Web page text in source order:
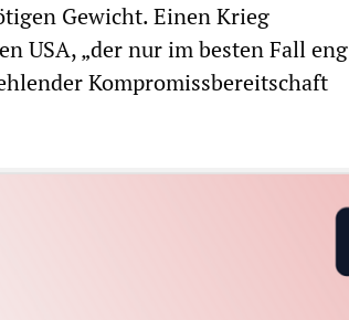
Gewicht. Einen Krieg
USA, „der nur im besten Fall eng
Kompromissbereitschaft